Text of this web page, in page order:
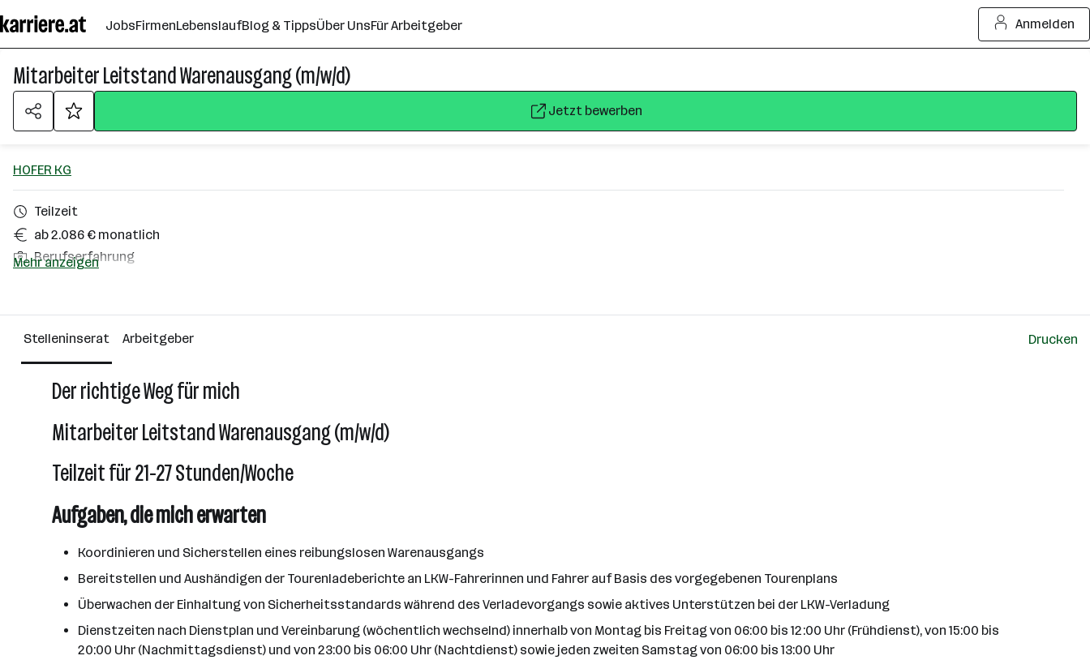
Seiteninhalt
springen
JobsFirmenLebenslaufBlog & TippsÜber UnsFür Arbeitgeber Anmelden
Mitarbeiter Leitstand Warenausgang (m/w/d)
Jetzt bewerben
HOFER KG
Teilzeit
ab 2.086 € monatlich
Berufserfahrung
Über das Unternehmen
10000+ Mitarbeiter*innen
Sattledt
Mehr anzeigen
Stelleninserat Arbeitgeber Drucken
Der richtige Weg für mich
Mitarbeiter Leitstand Warenausgang (m/w/d)
Teilzeit für 21-27 Stunden/Woche
Aufgaben, die mich erwarten
Koordinieren und Sicherstellen eines reibungslosen Warenausgangs
Bereitstellen und Aushändigen der Tourenladeberichte an LKW-Fahrerinnen und Fahrer auf Basis des vorgegebenen Tourenplans
Überwachen der Einhaltung von Sicherheitsstandards während des Verladevorgangs sowie aktives Unterstützen bei der LKW-Verladung
Dienstzeiten nach Dienstplan und Vereinbarung (wöchentlich wechselnd) innerhalb von Montag bis Freitag von 06:00 bis 12:00 Uhr (Frühdienst), von 15:00 bis
20:00 Uhr (Nachmittagsdienst) und von 23:00 bis 06:00 Uhr (Nachtdienst) sowie jeden zweiten Samstag von 06:00 bis 13:00 Uhr